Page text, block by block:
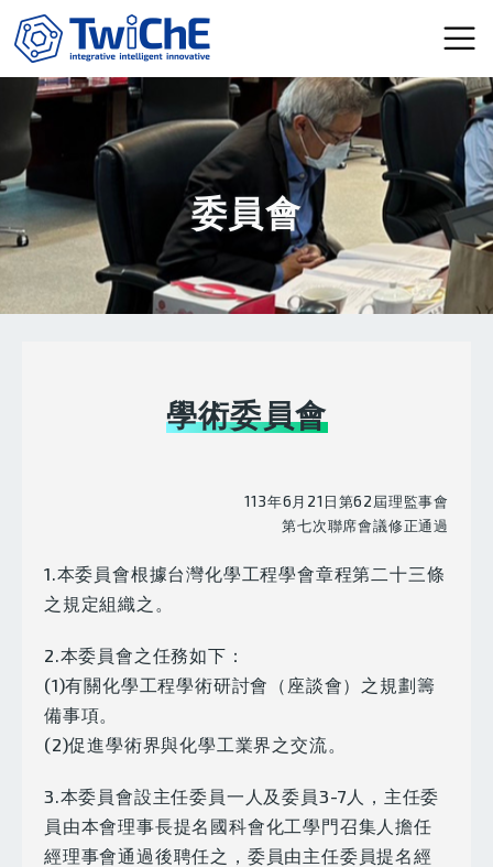
移至主內容
委員會
學術委員會
113年6月21日第62屆理監事會
第七次聯席會議修正通過
1.本委員會根據台灣化學工程學會章程第二十三條
之規定組織之。
2.本委員會之任務如下：
(1)有關化學工程學術研討會（座談會）之規劃籌
備事項。
(2)促進學術界與化學工業界之交流。
3.本委員會設主任委員一人及委員3-7人，主任委
員由本會理事長提名國科會化工學門召集人擔任
經理事會通過後聘任之，委員由主任委員提名經